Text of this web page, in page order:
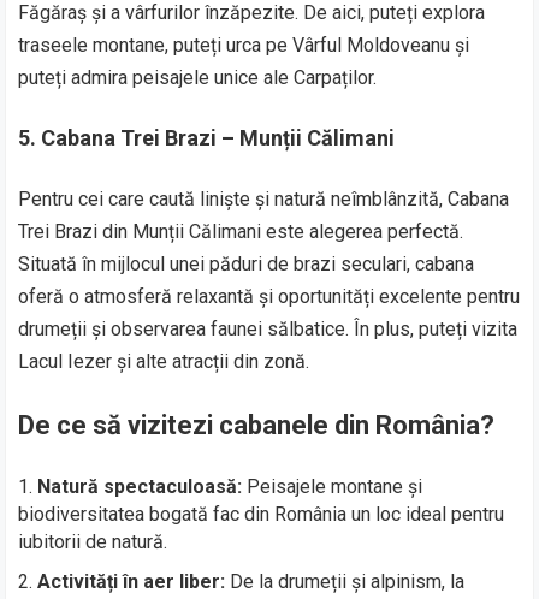
Făgăraș și a vârfurilor înzăpezite. De aici, puteți explora
traseele montane, puteți urca pe Vârful Moldoveanu și
puteți admira peisajele unice ale Carpaților.
5. Cabana Trei Brazi – Munții Călimani
Pentru cei care caută liniște și natură neîmblânzită, Cabana
Trei Brazi din Munții Călimani este alegerea perfectă.
Situată în mijlocul unei păduri de brazi seculari, cabana
oferă o atmosferă relaxantă și oportunități excelente pentru
drumeții și observarea faunei sălbatice. În plus, puteți vizita
Lacul Iezer și alte atracții din zonă.
De ce să vizitezi cabanele din România?
Natură spectaculoasă: Peisajele montane și
biodiversitatea bogată fac din România un loc ideal pentru
iubitorii de natură.
Activități în aer liber: De la drumeții și alpinism, la